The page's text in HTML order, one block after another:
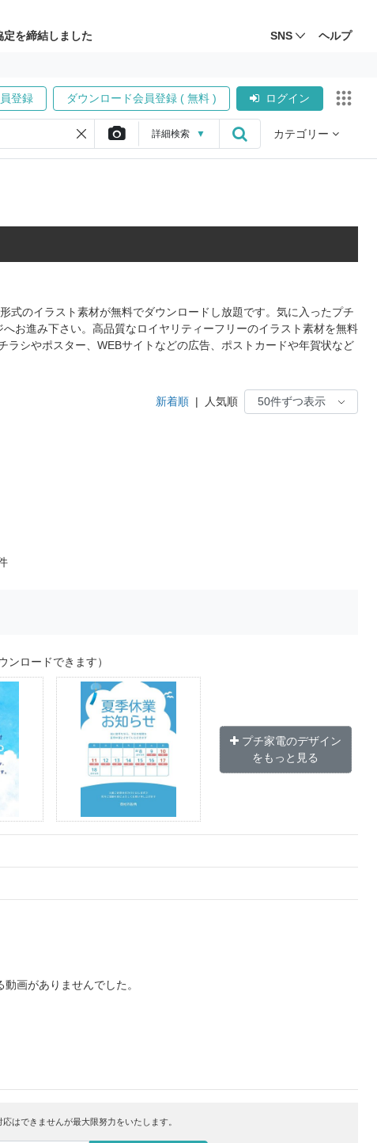
を締結しました SNS ヘルプ
登録 ダウンロード会員登録 ( 無料 ) ログイン
詳細検索 ▼ カテゴリー
式のイラスト素材が無料でダウンロードし放題です。気に入ったプチ
お進み下さい。高品質なロイヤリティーフリーのイラスト素材を無料
シやポスター、WEBサイトなどの広告、ポストカードや年賀状など
新着順 | 人気順
ンロードできます）
プチ家電のデザイン
をもっと見る
動画がありませんでした。
はできませんが最大限努力をいたします。